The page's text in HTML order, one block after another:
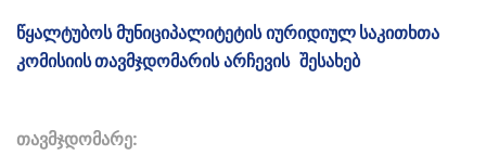
წყალტუბოსმუნიციპალიტეტისიურიდიულ საკითხთა
კომისიისთავმჯდომარისარჩევის შესახებ
თავმჯდომარე: